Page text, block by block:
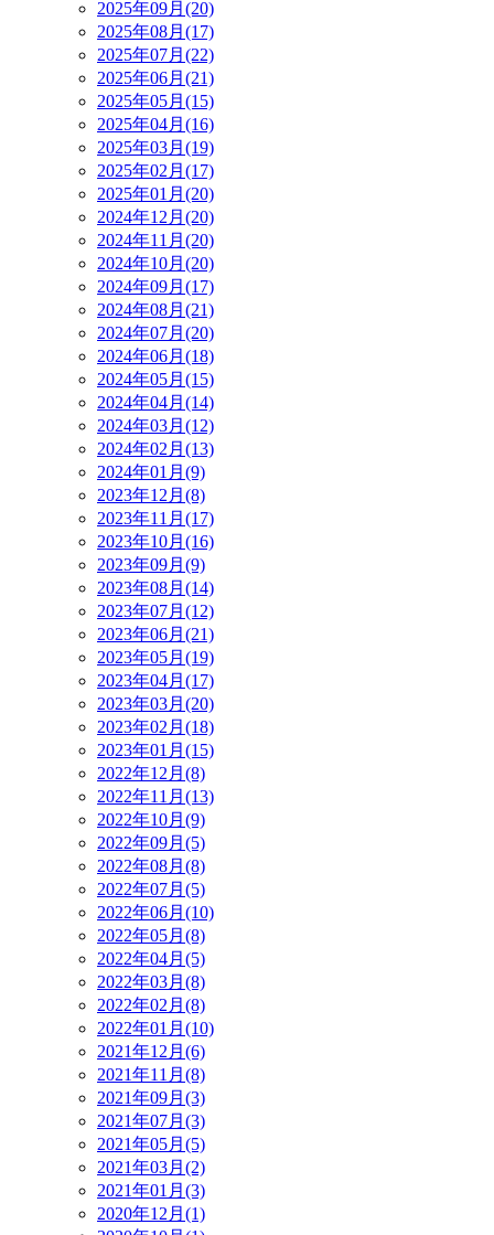
2025年09月(20)
2025年08月(17)
2025年07月(22)
2025年06月(21)
2025年05月(15)
2025年04月(16)
2025年03月(19)
2025年02月(17)
2025年01月(20)
2024年12月(20)
2024年11月(20)
2024年10月(20)
2024年09月(17)
2024年08月(21)
2024年07月(20)
2024年06月(18)
2024年05月(15)
2024年04月(14)
2024年03月(12)
2024年02月(13)
2024年01月(9)
2023年12月(8)
2023年11月(17)
2023年10月(16)
2023年09月(9)
2023年08月(14)
2023年07月(12)
2023年06月(21)
2023年05月(19)
2023年04月(17)
2023年03月(20)
2023年02月(18)
2023年01月(15)
2022年12月(8)
2022年11月(13)
2022年10月(9)
2022年09月(5)
2022年08月(8)
2022年07月(5)
2022年06月(10)
2022年05月(8)
2022年04月(5)
2022年03月(8)
2022年02月(8)
2022年01月(10)
2021年12月(6)
2021年11月(8)
2021年09月(3)
2021年07月(3)
2021年05月(5)
2021年03月(2)
2021年01月(3)
2020年12月(1)